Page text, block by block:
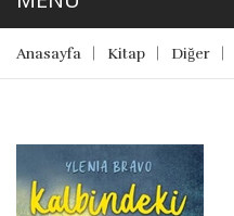
Anasayfa Kitap Diğer